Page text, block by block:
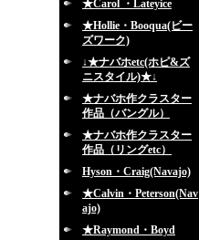
★Carol ・Lateyice
★Hollie・Booqua(ビー
ズワーク)
↓★ナバホetc(ホピ&ズ
ニスタイル)★↓
★ナバホ作クラスター
作品（バングル）
★ナバホ作クラスター
作品（リングetc）
Hyson・Craig(Navajo)
★Calvin・Peterson(Nav
ajo)
★Raymond・Boyd